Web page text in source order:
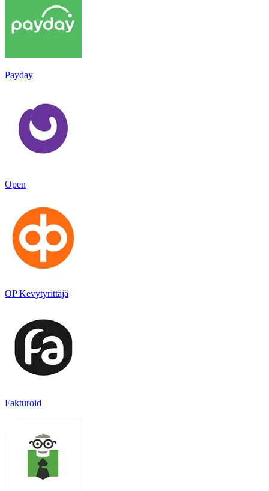
Payday
Open
OP Kevytyrittäjä
Fakturoid